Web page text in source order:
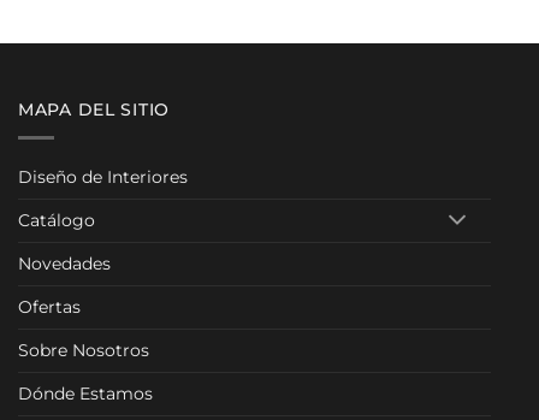
1.861,00 €
321,00
MAPA DEL SITIO
Diseño de Interiores
Catálogo
Novedades
Ofertas
Sobre Nosotros
Dónde Estamos